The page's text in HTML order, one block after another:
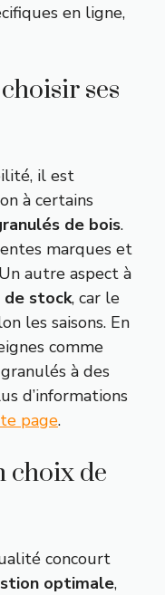
en ligne,
ses
il est
à certains
de bois.
marques et
autre aspect à
de stock, car le
les saisons. En
comme
à des
d’informations
page.
choix de
concourt
optimale,